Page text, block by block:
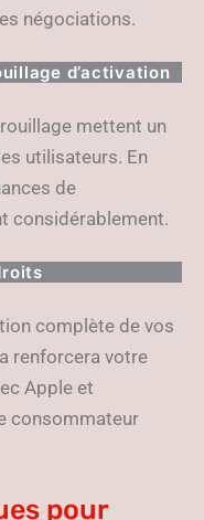
négociations.
d’activation
mettent un
utilisateurs. En
de
considérablement.
complète de vos
renforcera votre
Apple et
consommateur
pour